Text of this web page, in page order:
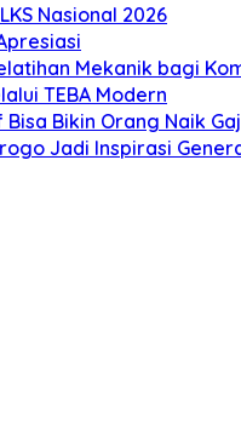
Nasional 2026
Mekanik bagi
TEBA Modern
Bikin Orang Naik
Jadi Inspirasi